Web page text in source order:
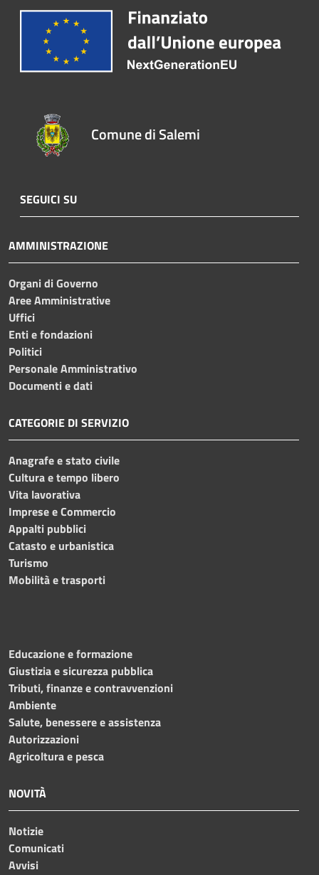
Comune di Salemi
SEGUICI SU
AMMINISTRAZIONE
Organi di Governo
Aree Amministrative
Uffici
Enti e fondazioni
Politici
Personale Amministrativo
Documenti e dati
CATEGORIE DI SERVIZIO
Anagrafe e stato civile
Cultura e tempo libero
Vita lavorativa
Imprese e Commercio
Appalti pubblici
Catasto e urbanistica
Turismo
Mobilità e trasporti
Educazione e formazione
Giustizia e sicurezza pubblica
Tributi, finanze e contravvenzioni
Ambiente
Salute, benessere e assistenza
Autorizzazioni
Agricoltura e pesca
NOVITÀ
Notizie
Comunicati
Avvisi